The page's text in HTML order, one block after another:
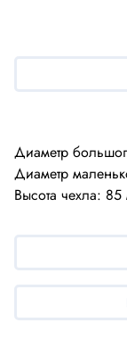
Диаметр
Диаметр